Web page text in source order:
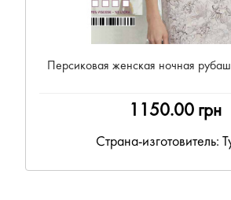
Персиковая женская ночная
1150.00 грн
Страна-изготовитель: